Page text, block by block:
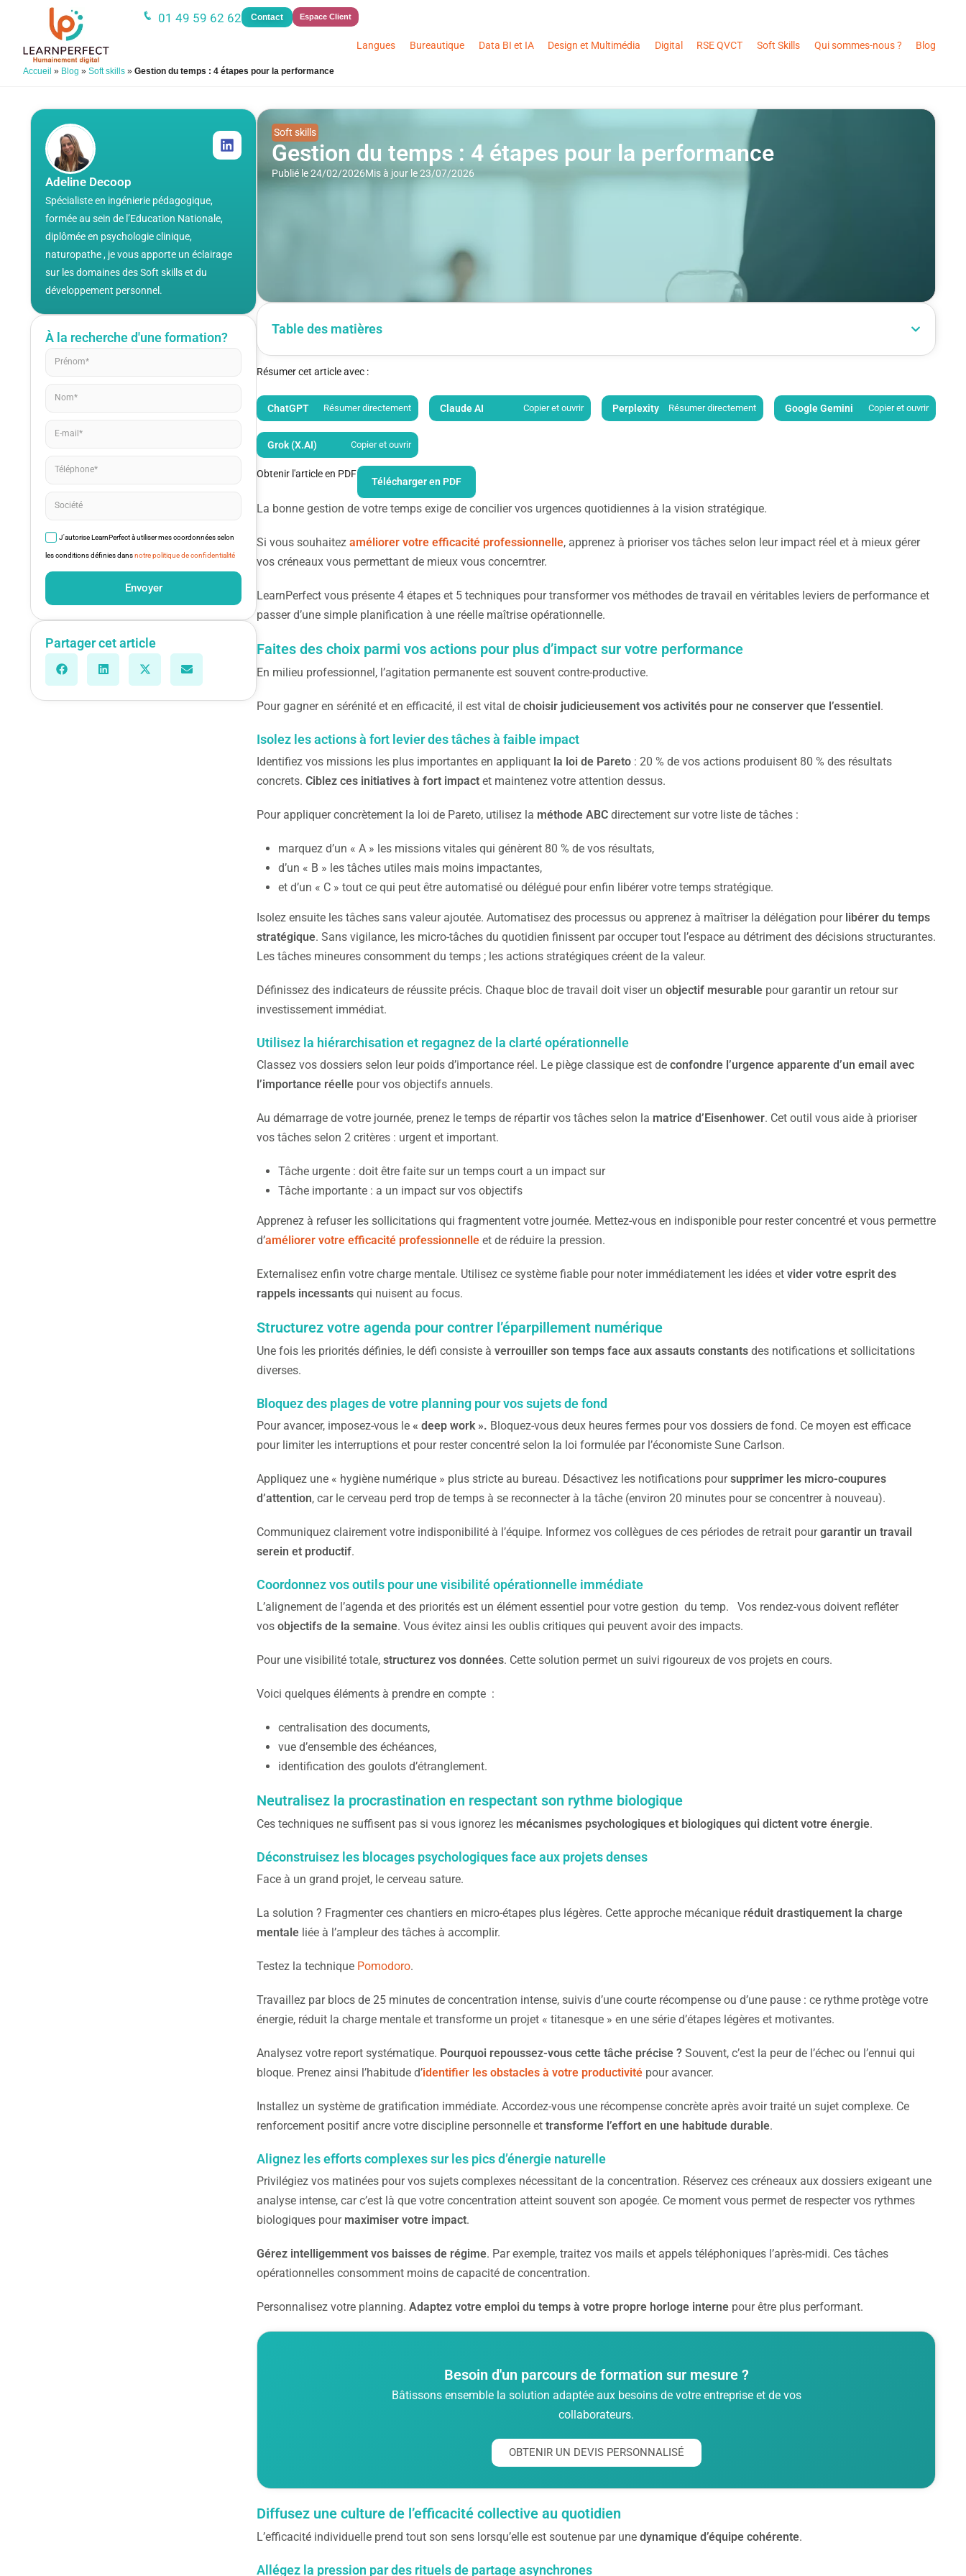
01 49 59 62 62 Contact Espace Client
Langues Bureautique Data BI et IA Design et Multimédia Digital RSE QVCT Soft Skills Qui sommes-nous ? Blog
Accueil » Blog » Soft skills » Gestion du temps : 4 étapes pour la performance
Adeline Decoop
Spécialiste en ingénierie pédagogique,
formée au sein de l’Education Nationale,
diplômée en psychologie clinique,
naturopathe , je vous apporte un éclairage
sur les domaines des Soft skills et du
développement personnel.
À la recherche d'une formation?
J'autorise LearnPerfect à utiliser mes coordonnées selon
les conditions définies dansnotre politique de confidentialité
Envoyer
Partager cet article
Soft skills
Gestion du temps : 4 étapes pour la performance
Publié le 24/02/2026Mis à jour le 23/07/2026
Table des matières
Résumer cet article avec :
ChatGPT Résumer directement Claude AI Copier et ouvrir Perplexity Résumer directement Google Gemini Copier et ouvrir
Grok (X.AI) Copier et ouvrir
Obtenir l'article en PDF
Télécharger en PDF
La bonne gestion de votre temps exige de concilier vos urgences quotidiennes à la vision stratégique.
Si vous souhaitez améliorer votre efficacité professionnelle, apprenez à prioriser vos tâches selon leur impact réel et à mieux gérer
vos créneaux vous permettant de mieux vous concerntrer.
LearnPerfect vous présente 4 étapes et 5 techniques pour transformer vos méthodes de travail en véritables leviers de performance et
passer d’une simple planification à une réelle maîtrise opérationnelle.
Faites des choix parmi vos actions pour plus d’impact sur votre performance
En milieu professionnel, l’agitation permanente est souvent contre-productive.
Pour gagner en sérénité et en efficacité, il est vital de choisir judicieusement vos activités pour ne conserver que l’essentiel.
Isolez les actions à fort levier des tâches à faible impact
Identifiez vos missions les plus importantes en appliquant la loi de Pareto : 20 % de vos actions produisent 80 % des résultats
concrets. Ciblez ces initiatives à fort impact et maintenez votre attention dessus.
Pour appliquer concrètement la loi de Pareto, utilisez la méthode ABC directement sur votre liste de tâches :
marquez d’un « A » les missions vitales qui génèrent 80 % de vos résultats,
d’un « B » les tâches utiles mais moins impactantes,
et d’un « C » tout ce qui peut être automatisé ou délégué pour enfin libérer votre temps stratégique.
Isolez ensuite les tâches sans valeur ajoutée. Automatisez des processus ou apprenez à maîtriser la délégation pour libérer du temps
stratégique. Sans vigilance, les micro-tâches du quotidien finissent par occuper tout l’espace au détriment des décisions structurantes.
Les tâches mineures consomment du temps ; les actions stratégiques créent de la valeur.
Définissez des indicateurs de réussite précis. Chaque bloc de travail doit viser un objectif mesurable pour garantir un retour sur
investissement immédiat.
Utilisez la hiérarchisation et regagnez de la clarté opérationnelle
Classez vos dossiers selon leur poids d’importance réel. Le piège classique est de confondre l’urgence apparente d’un email avec
l’importance réelle pour vos objectifs annuels.
Au démarrage de votre journée, prenez le temps de répartir vos tâches selon la matrice d’Eisenhower. Cet outil vous aide à prioriser
vos tâches selon 2 critères : urgent et important.
Tâche urgente : doit être faite sur un temps court a un impact sur
Tâche importante : a un impact sur vos objectifs
Apprenez à refuser les sollicitations qui fragmentent votre journée. Mettez-vous en indisponible pour rester concentré et vous permettre
d’améliorer votre efficacité professionnelle et de réduire la pression.
Externalisez enfin votre charge mentale. Utilisez ce système fiable pour noter immédiatement les idées et vider votre esprit des
rappels incessants qui nuisent au focus.
Structurez votre agenda pour contrer l’éparpillement numérique
Une fois les priorités définies, le défi consiste à verrouiller son temps face aux assauts constants des notifications et sollicitations
diverses.
Bloquez des plages de votre planning pour vos sujets de fond
Pour avancer, imposez-vous le « deep work ». Bloquez-vous deux heures fermes pour vos dossiers de fond. Ce moyen est efficace
pour limiter les interruptions et pour rester concentré selon la loi formulée par l’économiste Sune Carlson.
Appliquez une « hygiène numérique » plus stricte au bureau. Désactivez les notifications poursupprimer les micro-coupures
d’attention, car le cerveau perd trop de temps à se reconnecter à la tâche (environ 20 minutes pour se concentrer à nouveau).
Communiquez clairement votre indisponibilité à l’équipe. Informez vos collègues de ces périodes de retrait pourgarantir un travail
serein et productif.
Coordonnez vos outils pour une visibilité opérationnelle immédiate
L’alignement de l’agenda et des priorités est un élément essentiel pour votre gestion du temp. Vos rendez-vous doivent refléter
vos objectifs de la semaine. Vous évitez ainsi les oublis critiques qui peuvent avoir des impacts.
Pour une visibilité totale, structurez vos données. Cette solution permet un suivi rigoureux de vos projets en cours.
Voici quelques éléments à prendre en compte :
centralisation des documents,
vue d’ensemble des échéances,
identification des goulots d’étranglement.
Neutralisez la procrastination en respectant son rythme biologique
Ces techniques ne suffisent pas si vous ignorez les mécanismes psychologiques et biologiques qui dictent votre énergie.
Déconstruisez les blocages psychologiques face aux projets denses
Face à un grand projet, le cerveau sature.
La solution ? Fragmenter ces chantiers en micro-étapes plus légères. Cette approche mécanique réduit drastiquement la charge
mentale liée à l’ampleur des tâches à accomplir.
Testez la technique Pomodoro.
Travaillez par blocs de 25 minutes de concentration intense, suivis d’une courte récompense ou d’une pause : ce rythme protège votre
énergie, réduit la charge mentale et transforme un projet « titanesque » en une série d’étapes légères et motivantes.
Analysez votre report systématique. Pourquoi repoussez-vous cette tâche précise ? Souvent, c’est la peur de l’échec ou l’ennui qui
bloque. Prenez ainsi l’habitude d’identifier les obstacles à votre productivité pour avancer.
Installez un système de gratification immédiate. Accordez-vous une récompense concrète après avoir traité un sujet complexe. Ce
renforcement positif ancre votre discipline personnelle et transforme l’effort en une habitude durable.
Alignez les efforts complexes sur les pics d’énergie naturelle
Privilégiez vos matinées pour vos sujets complexes nécessitant de la concentration. Réservez ces créneaux aux dossiers exigeant une
analyse intense, car c’est là que votre concentration atteint souvent son apogée. Ce moment vous permet de respecter vos rythmes
biologiques pour maximiser votre impact.
Gérez intelligemment vos baisses de régime. Par exemple, traitez vos mails et appels téléphoniques l’après-midi. Ces tâches
opérationnelles consomment moins de capacité de concentration.
Personnalisez votre planning. Adaptez votre emploi du temps à votre propre horloge interne pour être plus performant.
Besoin d'un parcours de formation sur mesure ?
Bâtissons ensemble la solution adaptée aux besoins de votre entreprise et de vos
collaborateurs.
OBTENIR UN DEVIS PERSONNALISÉ
Diffusez une culture de l’efficacité collective au quotidien
L’efficacité individuelle prend tout son sens lorsqu’elle est soutenue par une dynamique d’équipe cohérente.
Allégez la pression par des rituels de partage asynchrones